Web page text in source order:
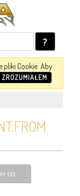
?
Cookie. Aby
ZROZUMIAŁEM
(2)